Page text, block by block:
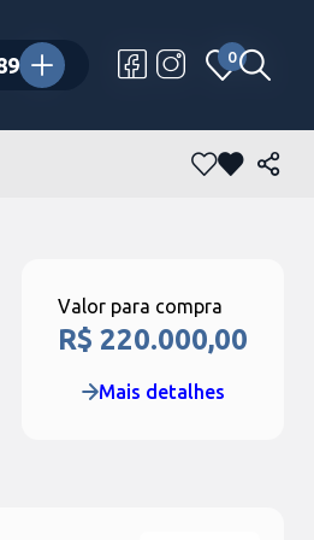
0
0
Valor para compra
R$ 220.000,00
Mais detalhes